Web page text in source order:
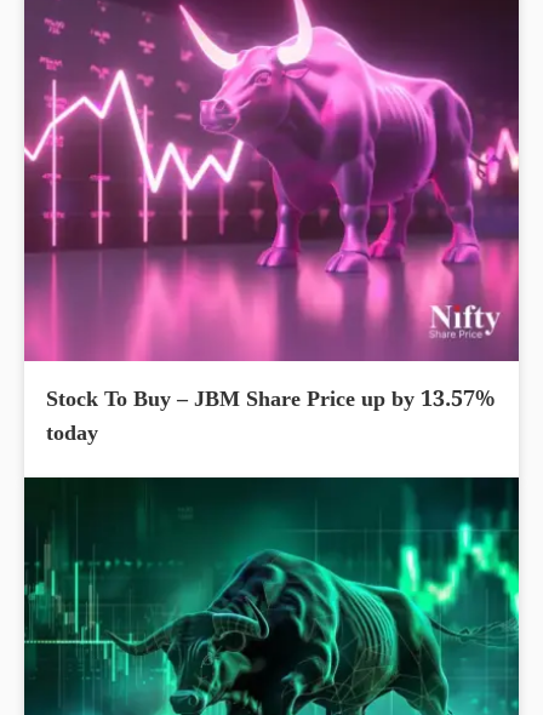
Stock To Buy – JBM Share Price up by 13.57%
today